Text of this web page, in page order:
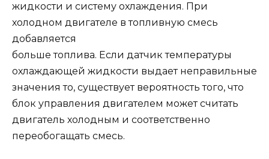
жидкости и систему охлаждения. При
холодном двигателе в топливную смесь
добавляется
больше топлива. Если датчик температуры
охлаждающей жидкости выдает неправильные
значения то, существует вероятность того, что
блок управления двигателем может считать
двигатель холодным и соответственно
переобогащать смесь.